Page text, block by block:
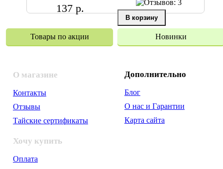
137 р.
Товары по акции Новинки
О магазине
Контакты
Отзывы
Тайские сертификаты
Хочу купить
Оплата
Дополнительно
Блог
О нас и Гарантии
Карта сайта